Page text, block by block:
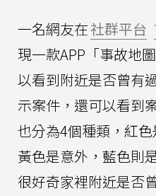
一名網友在社群平台
現一款APP「事故地
以看到附近是否曾有
示案件，還可以看到
也分為4個種類，紅
黃色是意外，藍色則
很好奇家裡附近是否